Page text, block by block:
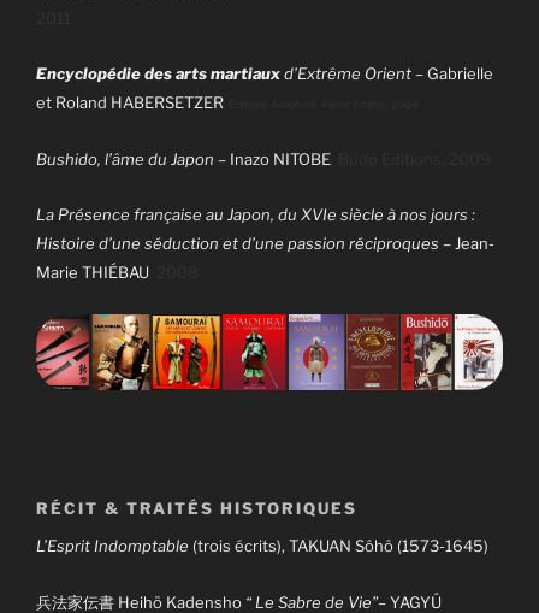
Encyclopédie des arts martiauxd’Extrême Orient–Gabrielle
et Roland HABERSETZER
Bushido, l’âme du Japon – Inazo NITOBE
La Présence française au Japon, du XVIe siècle à nos jours :
Histoire d’une séduction et d’une passion réciproques – Jean-
Marie THIÉBAU
RÉCIT & TRAITÉS HISTORIQUES
L’Esprit Indomptable (trois écrits), TAKUAN Sôhô (1573-1645)
兵法家伝書 Heihō Kadensho “Le Sabre de Vie”– YAGYÛ